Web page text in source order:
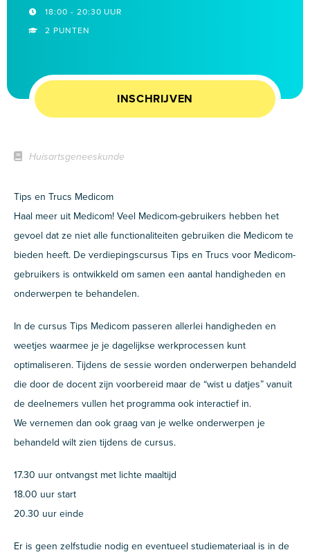
18:00 - 20:30 UUR
2 PUNTEN
INSCHRIJVEN
Huisartsgeneeskunde
Tips en Trucs Medicom
Haal meer uit Medicom! Veel Medicom-gebruikers hebben het
gevoel dat ze niet alle functionaliteiten gebruiken die Medicom te
bieden heeft. De verdiepingscursus Tips en Trucs voor Medicom-
gebruikers is ontwikkeld om samen een aantal handigheden en
onderwerpen te behandelen.
In de cursus Tips Medicom passeren allerlei handigheden en
weetjes waarmee je je dagelijkse werkprocessen kunt
optimaliseren. Tijdens de sessie worden onderwerpen behandeld
die door de docent zijn voorbereid maar de “wist u datjes” vanuit
de deelnemers vullen het programma ook interactief in.
We vernemen dan ook graag van je welke onderwerpen je
behandeld wilt zien tijdens de cursus.
17.30 uur ontvangst met lichte maaltijd
18.00 uur start
20.30 uur einde
Er is geen zelfstudie nodig en eventueel studiemateriaal is in de